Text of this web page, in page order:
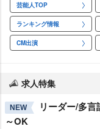
芸能人TOP
ランキング情報
CM出演
求人特集
NEW
リーダー/多
～OK